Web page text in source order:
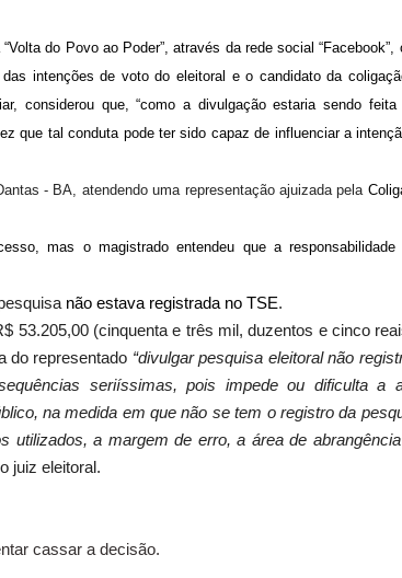
do Povo ao Poder”, através da rede social “Facebook”,
intenções de voto do eleitoral e o candidato da
considerou que, “como a divulgação estaria sendo feita
que tal conduta pode ter sido capaz de influenciar a
- BA, atendendo uma representação ajuizada pela
mas o magistrado entendeu que a responsabilidade
não estava registrada no TSE.
53.205,00 (cinquenta e três mil, duzentos e cinco
do representado “divulgar pesquisa eleitoral não
seriíssimas, pois impede ou dificulta a
na medida em que não se tem o registro da
utilizados, a margem de erro, a área de
juiz eleitoral.
cassar a decisão.